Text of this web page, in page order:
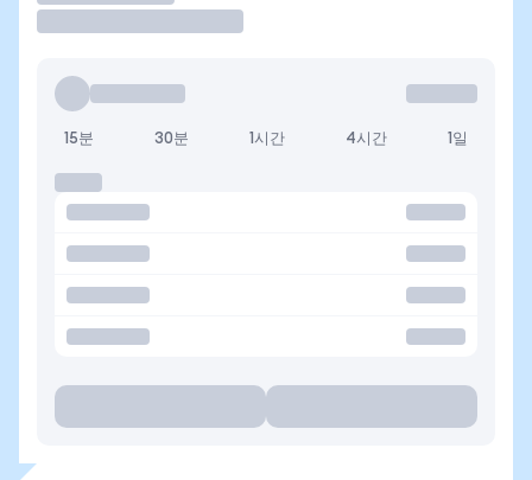
15분 30분 1시간 4시간 1일